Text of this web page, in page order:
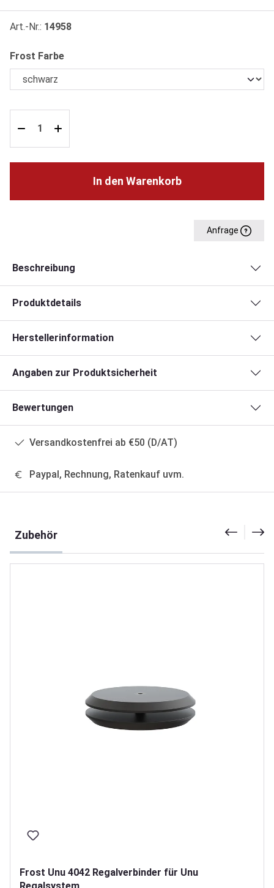
Art.-Nr.: 14958
Frost Farbeauswählen
In den Warenkorb
Anfrage
Beschreibung
Produktdetails
Herstellerinformation
Angaben zur Produktsicherheit
Bewertungen
Versandkostenfrei ab €50 (D/AT)
Paypal, Rechnung, Ratenkauf uvm.
Zubehör
Frost Unu 4042 Regalverbinder für Unu